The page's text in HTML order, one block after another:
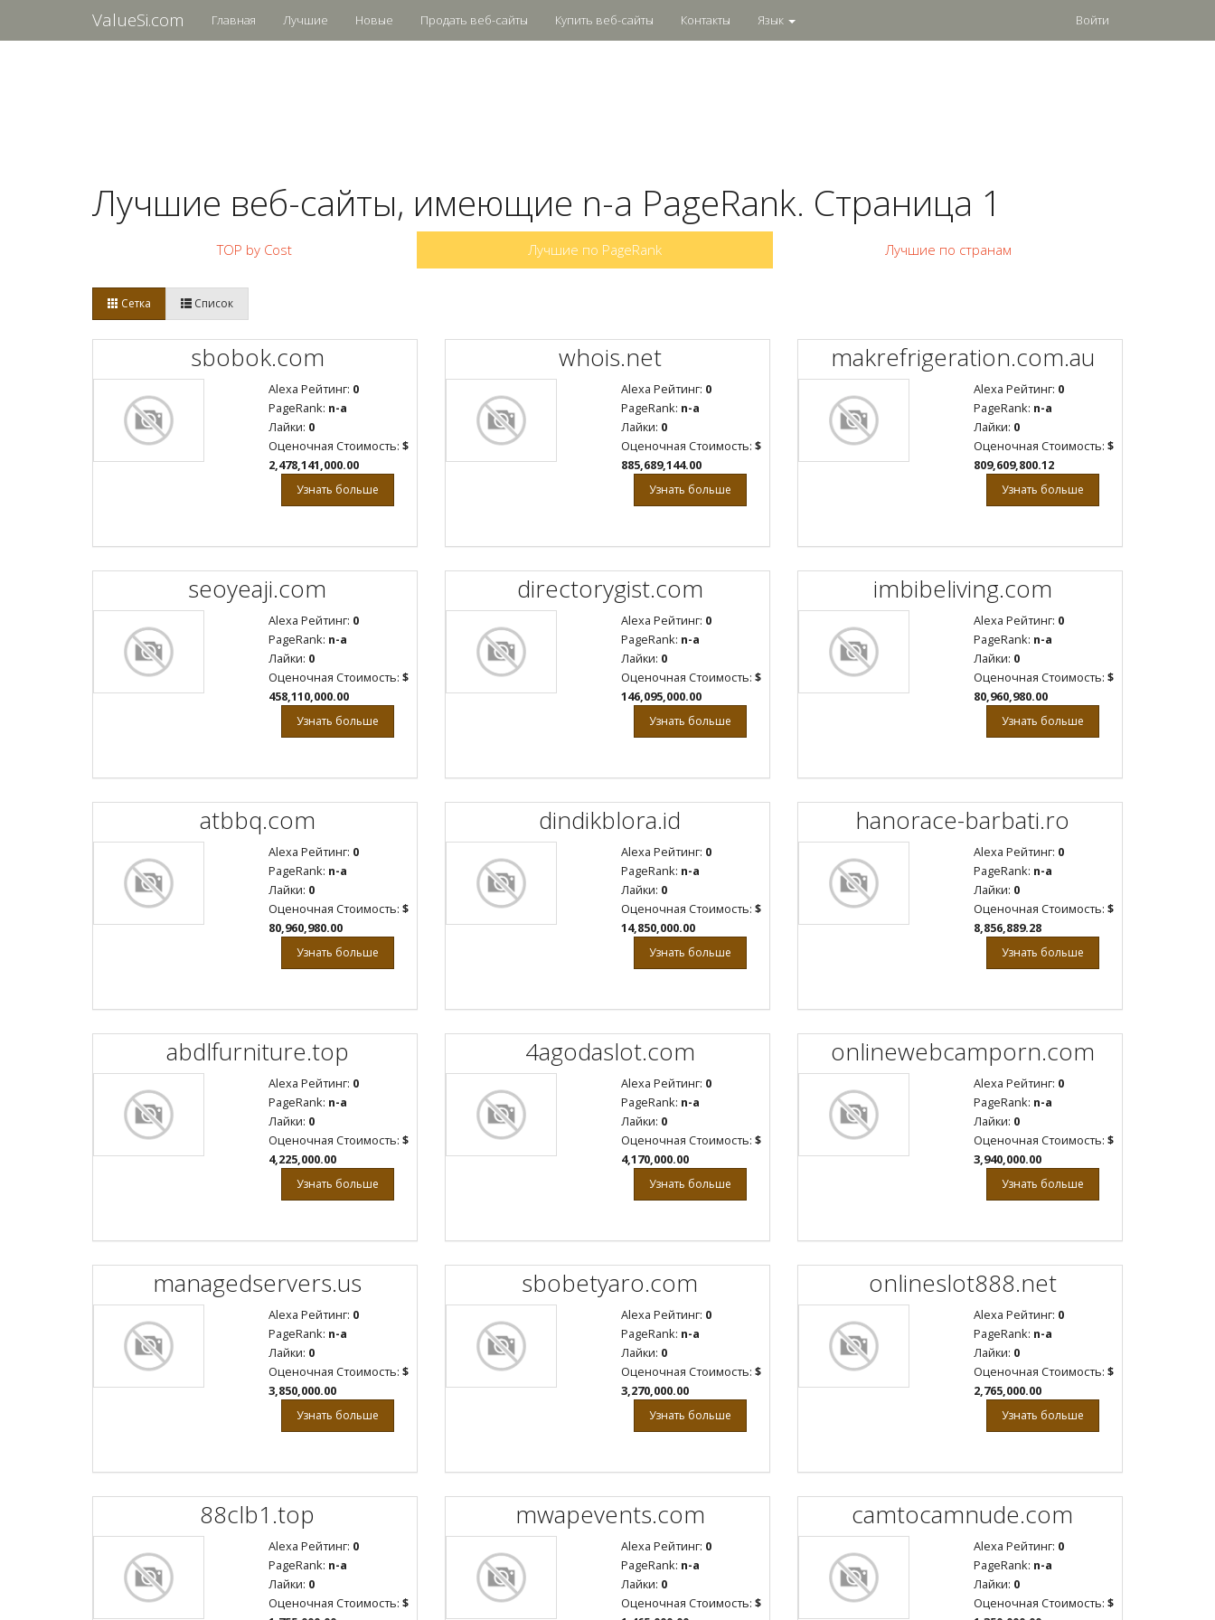
ValueSi.com Главная Лучшие Новые Продать веб-сайты Купить веб-сайты Контакты Язык Войти
Лучшие веб-сайты, имеющие n-a PageRank. Страница 1
TOP by Cost Лучшие по PageRank Лучшие по странам
Сетка Список
sbobok.com
Alexa Рейтинг: 0
PageRank: n-a
Лайки: 0
Оценочная Стоимость: $
2,478,141,000.00
Узнать больше
whois.net
Alexa Рейтинг: 0
PageRank: n-a
Лайки: 0
Оценочная Стоимость: $
885,689,144.00
Узнать больше
makrefrigeration.com.au
Alexa Рейтинг: 0
PageRank: n-a
Лайки: 0
Оценочная Стоимость: $
809,609,800.12
Узнать больше
seoyeaji.com
Alexa Рейтинг: 0
PageRank: n-a
Лайки: 0
Оценочная Стоимость: $
458,110,000.00
Узнать больше
directorygist.com
Alexa Рейтинг: 0
PageRank: n-a
Лайки: 0
Оценочная Стоимость: $
146,095,000.00
Узнать больше
imbibeliving.com
Alexa Рейтинг: 0
PageRank: n-a
Лайки: 0
Оценочная Стоимость: $
80,960,980.00
Узнать больше
atbbq.com
Alexa Рейтинг: 0
PageRank: n-a
Лайки: 0
Оценочная Стоимость: $
80,960,980.00
Узнать больше
dindikblora.id
Alexa Рейтинг: 0
PageRank: n-a
Лайки: 0
Оценочная Стоимость: $
14,850,000.00
Узнать больше
hanorace-barbati.ro
Alexa Рейтинг: 0
PageRank: n-a
Лайки: 0
Оценочная Стоимость: $
8,856,889.28
Узнать больше
abdlfurniture.top
Alexa Рейтинг: 0
PageRank: n-a
Лайки: 0
Оценочная Стоимость: $
4,225,000.00
Узнать больше
4agodaslot.com
Alexa Рейтинг: 0
PageRank: n-a
Лайки: 0
Оценочная Стоимость: $
4,170,000.00
Узнать больше
onlinewebcamporn.com
Alexa Рейтинг: 0
PageRank: n-a
Лайки: 0
Оценочная Стоимость: $
3,940,000.00
Узнать больше
managedservers.us
Alexa Рейтинг: 0
PageRank: n-a
Лайки: 0
Оценочная Стоимость: $
3,850,000.00
Узнать больше
sbobetyaro.com
Alexa Рейтинг: 0
PageRank: n-a
Лайки: 0
Оценочная Стоимость: $
3,270,000.00
Узнать больше
onlineslot888.net
Alexa Рейтинг: 0
PageRank: n-a
Лайки: 0
Оценочная Стоимость: $
2,765,000.00
Узнать больше
88clb1.top
Alexa Рейтинг: 0
PageRank: n-a
Лайки: 0
Оценочная Стоимость: $
mwapevents.com
Alexa Рейтинг: 0
PageRank: n-a
Лайки: 0
Оценочная Стоимость: $
camtocamnude.com
Alexa Рейтинг: 0
PageRank: n-a
Лайки: 0
Оценочная Стоимость: $